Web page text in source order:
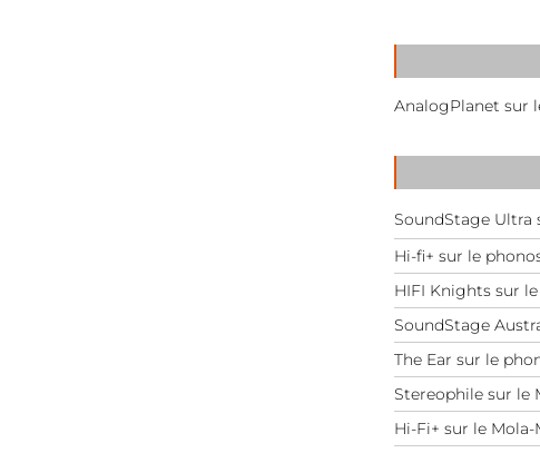
AnalogPlanet sur
SoundStage Ultra
Hi-fi+ sur le
HIFI Knights sur
SoundStage
The Ear sur le
Stereophile sur le
Hi-Fi+ sur le Mola-